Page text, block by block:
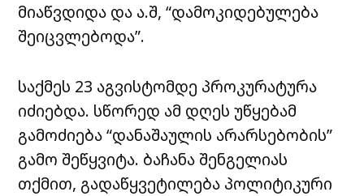
მიაწვდიდა და ა.შ, “დამოკიდებულება
შეიცვლებოდა”.
საქმეს 23 აგვისტომდე პროკურატურა
იძიებდა. სწორედ ამ დღეს უწყებამ
გამოძიება “დანაშაულის არარსებობის”
გამო შეწყვიტა. ბაჩანა შენგელიას
თქმით, გადაწყვეტილება პოლიტიკური